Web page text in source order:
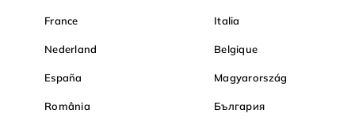
France Italia
Nederland Belgique
España Magyarország
România България